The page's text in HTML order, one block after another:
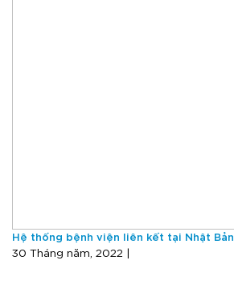
Hệ thống bệnh viện liên kết tại Nhật Bản
30 Tháng năm, 2022 |